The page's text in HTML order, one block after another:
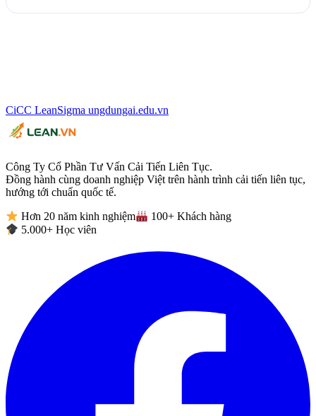
CiCC LeanSigma ungdungai.edu.vn
Công Ty Cổ Phần Tư Vấn Cải Tiến Liên Tục.
Đồng hành cùng doanh nghiệp Việt trên hành trình cải tiến liên tục,
hướng tới chuẩn quốc tế.
Hơn 20 năm kinh nghiệm
100+ Khách hàng
5.000+ Học viên